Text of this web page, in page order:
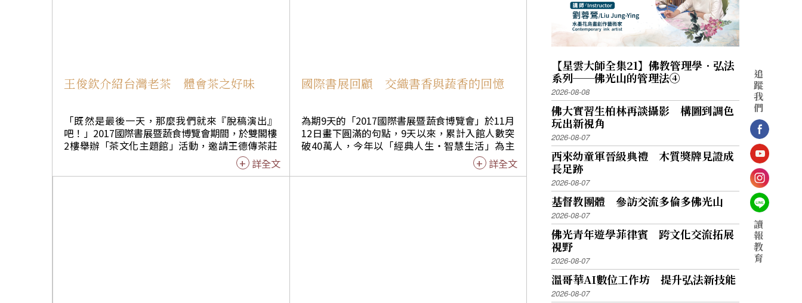
王俊欽介紹台灣老茶 體會茶之好味
「既然是最後一天，那麼我們就來『脫稿演出』
吧！」2017國際書展暨蔬食博覽會期間，於雙閣樓
2樓舉辦「茶文化主題館」活動，邀請王德傳茶莊
第五代傳人王俊欽暢談茶文化和歷史，並藉由品嚐
各類養生茶，讓民眾進一步認識和了解喝茶的養生
詳全文
國際書展回顧 交織書香與蔬香的回憶
為期9天的「2017國際書展暨蔬食博覽會」於11月
12日畫下圓滿的句點，9天以來，累計入館人數突
破40萬人，今年以「經典人生‧智慧生活」為主
題，首創千人曬經、千人茶禪、千人抄經和千人讀
經，讓所有到佛陀紀念館參加國際書展的大眾，遨
詳全文
【星雲大師全集21】佛教管理學．弘法
系列──佛光山的管理法④
2026-08-08
佛大實習生柏林再談攝影 構圖到調色
玩出新視角
2026-08-07
西來幼童軍晉級典禮 木質獎牌見證成
長足跡
2026-08-07
基督教團體 參訪交流多倫多佛光山
2026-08-07
佛光青年遊學菲律賓 跨文化交流拓展
視野
2026-08-07
溫哥華AI數位工作坊 提升弘法新技能
2026-08-07
追
蹤
我
們
讀
報
教
育